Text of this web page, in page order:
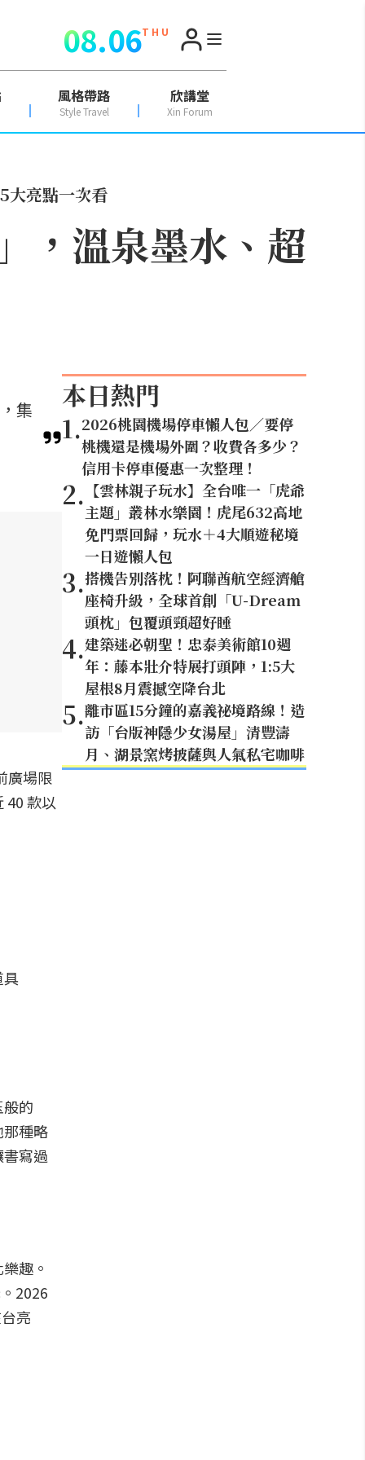
08.06T H U
風格帶路
Style Travel
欣講堂
Xin Forum
大亮點一次看
，溫泉墨水、超
集
廣場限
40 款以
具
的
那種略
寫過
趣。
2026
亮
本日熱門
1.2026桃園機場停車懶人包／要停
桃機還是機場外圍？收費各多少？
信用卡停車優惠一次整理！
2. 【雲林親子玩水】全台唯一「虎爺
主題」叢林水樂園！虎尾632高地
免門票回歸，玩水＋4大順遊秘境
一日遊懶人包
3.搭機告別落枕！阿聯酋航空經濟艙
座椅升級，全球首創「U-Dream
頭枕」包覆頭頸超好睡
4.建築迷必朝聖！忠泰美術館10週
年：藤本壯介特展打頭陣，1:5大
屋根8月震撼空降台北
5.離市區15分鐘的嘉義祕境路線！造
訪「台版神隱少女湯屋」清豐濤
月、湖景窯烤披薩與人氣私宅咖啡